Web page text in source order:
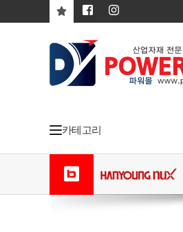
카테고리